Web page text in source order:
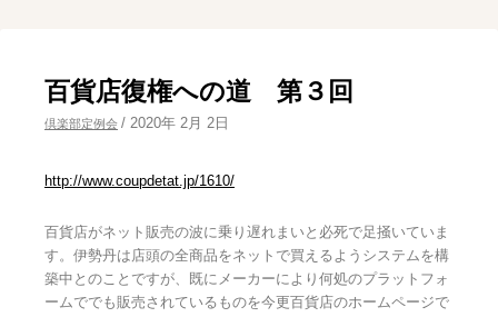
百貨店復権への道 第３回
倶楽部定例会 / 2020年 2月 2日
http://www.coupdetat.jp/1610/
百貨店がネット販売の波に乗り遅れまいと必死で足掻いていま
す。伊勢丹は店頭の全商品をネットで買えるようシステムを構
築中とのことですが、既にメーカーにより何処のプラットフォ
ームででも販売されているものを今更百貨店のホームページで